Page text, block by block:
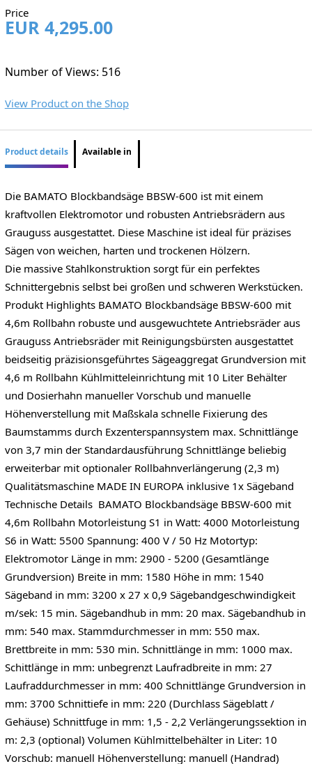
Price
EUR 4,295.00
Number of Views: 516
View Product on the Shop
Product details Available in
Die BAMATO Blockbandsäge BBSW-600 ist mit einem
kraftvollen Elektromotor und robusten Antriebsrädern aus
Grauguss ausgestattet. Diese Maschine ist ideal für präzises
Sägen von weichen, harten und trockenen Hölzern.
Die massive Stahlkonstruktion sorgt für ein perfektes
Schnittergebnis selbst bei großen und schweren Werkstücken.
Produkt Highlights BAMATO Blockbandsäge BBSW-600 mit
4,6m Rollbahn​ robuste und ausgewuchtete Antriebsräder aus
Grauguss Antriebsräder mit Reinigungsbürsten ausgestattet
beidseitig präzisionsgeführtes Sägeaggregat Grundversion mit
4,6 m Rollbahn Kühlmitteleinrichtung mit 10 Liter Behälter
und Dosierhahn manueller Vorschub und manuelle
Höhenverstellung mit Maßskala schnelle Fixierung des
Baumstamms durch Exzenterspannsystem max. Schnittlänge
von 3,7 min der Standardausführung Schnittlänge beliebig
erweiterbar mit optionaler Rollbahnverlängerung (2,3 m)
Qualitätsmaschine MADE IN EUROPA inklusive 1x Sägeband
Technische Details BAMATO Blockbandsäge BBSW-600 mit
4,6m Rollbahn Motorleistung S1 in Watt: 4000 Motorleistung
S6 in Watt: 5500 Spannung: 400 V / 50 Hz Motortyp:
Elektromotor Länge in mm: 2900 - 5200 (Gesamtlänge
Grundversion) Breite in mm: 1580 Höhe in mm: 1540
Sägeband in mm: 3200 x 27 x 0,9 Sägebandgeschwindigkeit
m/sek: 15 min. Sägebandhub in mm: 20 max. Sägebandhub in
mm: 540 max. Stammdurchmesser in mm: 550 max.
Brettbreite in mm: 530 min. Schnittlänge in mm: 1000 max.
Schittlänge in mm: unbegrenzt Laufradbreite in mm: 27
Laufraddurchmesser in mm: 400 Schnittlänge Grundversion in
mm: 3700 Schnittiefe in mm: 220 (Durchlass Sägeblatt /
Gehäuse) Schnittfuge in mm: 1,5 - 2,2 Verlängerungssektion in
m: 2,3 (optional) Volumen Kühlmittelbehälter in Liter: 10
Vorschub: manuell Höhenverstellung: manuell (Handrad)